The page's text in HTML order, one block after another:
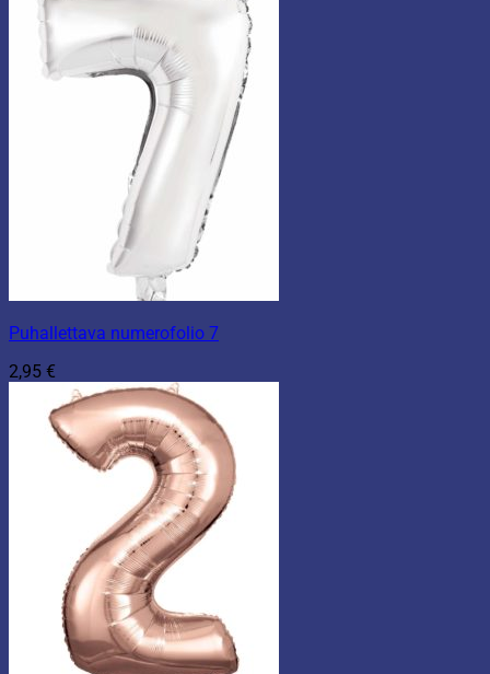
Puhallettava numerofolio 7
2,95 €